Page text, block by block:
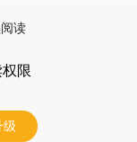
读
限
级